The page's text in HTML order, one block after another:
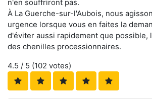
n'en souffriront pas.
À La Guerche-sur-l'Aubois, nous
urgence lorsque vous en faites la
d'éviter aussi rapidement que possible,
des chenilles processionnaires.
4.5 / 5 (102 votes)